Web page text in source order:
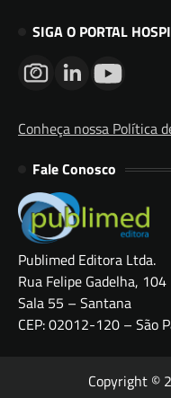
SIGA O PORTAL
Conheça nossa Política
Fale Conosco
Publimed Editora Ltda.
Rua Felipe Gadelha, 104
Sala 55 – Santana
CEP: 02012-120 – São
Copyright ©